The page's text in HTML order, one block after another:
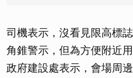
司機表示，沒看見限高標
角錐警示，但為方便附近
政府建設處表示，會場周